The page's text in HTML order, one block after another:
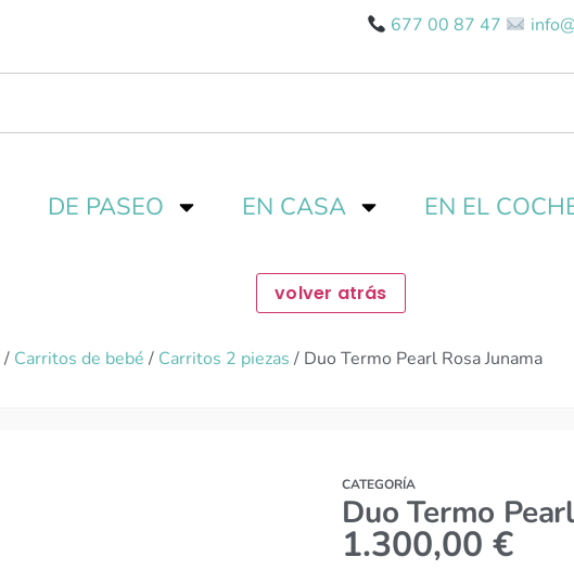
677 00 87 47
DE PASEO EN CASA EN EL
/ Carritos de bebé / Carritos 2 piezas / Duo Termo Pearl Rosa Junama
CATEGORÍA
Duo Termo
1.300,00 €